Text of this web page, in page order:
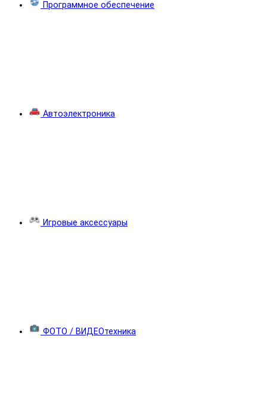
Программное обеспечение
Автоэлектроника
Игровые аксессуары
ФОТО / ВИДЕОтехника